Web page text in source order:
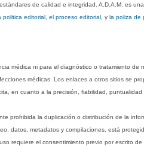
de calidad e integridad. A.D.A.M. es
politica editorial, el proceso editorial , yla poliza de
médica ni para el diagnóstico o tratamiento
médicas. Los enlaces a otros sitios se
en cuanto a la precisión, fiabilidad,
prohibida la duplicación o distribución de la
datos, metadatos y compilaciones, está
requiere el consentimiento previo por escrito